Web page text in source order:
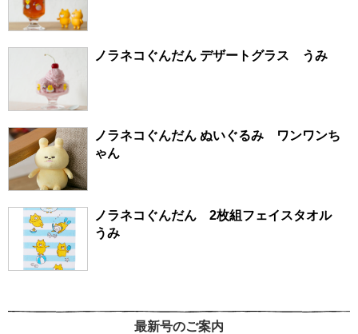
ノラネコぐんだん デザートグラス うみ
ノラネコぐんだん ぬいぐるみ ワンワンち
ゃん
ノラネコぐんだん 2枚組フェイスタオル
うみ
最新号のご案内